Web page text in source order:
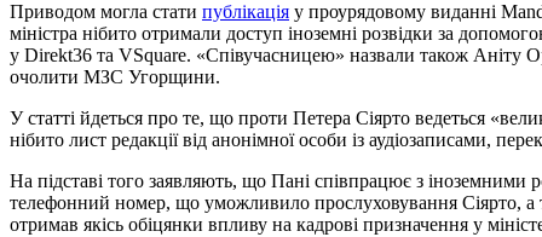
Приводом могла стати публікація у проурядовому виданні
міністра нібито отримали доступ іноземні розвідки за
у Direkt36 та VSquare. «Співучасницею» назвали також Аніту
очолити МЗС Угорщини.
У статті йдеться про те, що проти Петера Сіярто ведеться
нібито лист редакції від анонімної особи із аудіозаписами,
На підставі того заявляють, що Пані співпрацює з іноземними
телефонний номер, що уможливило прослуховування Сіярто,
отримав якісь обіцянки впливу на кадрові призначення у